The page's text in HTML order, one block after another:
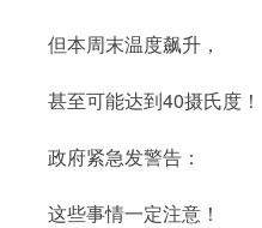
但本周末温度飙升，
甚至可能达到40摄氏度！
政府紧急发警告：
这些事情一定注意！